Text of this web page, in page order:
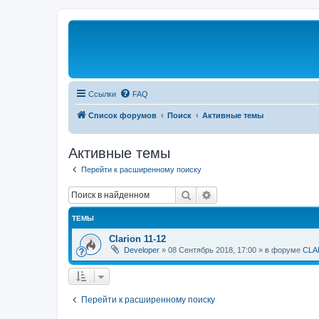
Ссылки FAQ
Список форумов Поиск Активные темы
Активные темы
Перейти к расширенному поиску
Поиск
ТЕМЫ
Clarion 11-12
Developer » 08 Сентябрь 2018, 17:00 » в форуме
Перейти к расширенному поиску